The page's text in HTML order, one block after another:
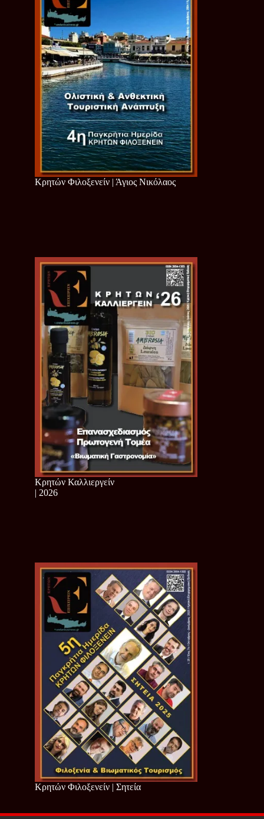
Κρητών Φιλοξενείν | Άγιος Νικόλαος
Κρητών Καλλιεργείν
| 2026
Κρητών Φιλοξενείν | Σητεία